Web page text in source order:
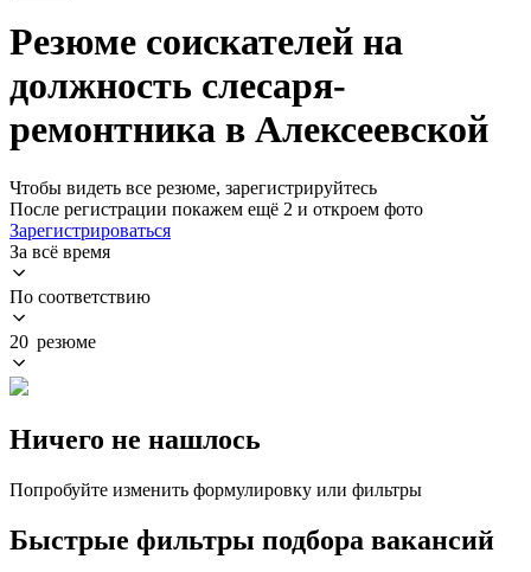
Резюме соискателей на
должность слесаря-
ремонтника в Алексеевской
Чтобы видеть все резюме, зарегистрируйтесь
После регистрации покажем ещё 2 и откроем фото
Зарегистрироваться
За всё время
По соответствию
20 резюме
Ничего не нашлось
Попробуйте изменить формулировку или фильтры
Быстрые фильтры подбора вакансий